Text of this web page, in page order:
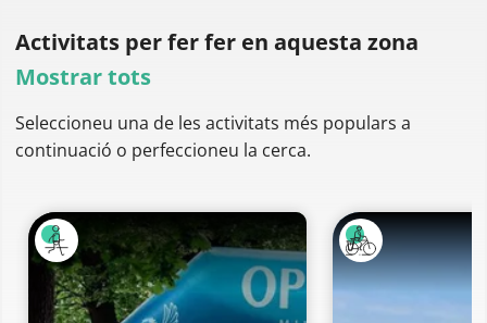
Activitats per ferfer en aquesta zona
Mostrar tots
Seleccioneu una de les activitats més populars a
continuació o perfeccioneu la cerca.